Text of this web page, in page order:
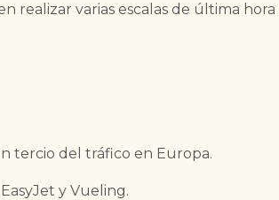
realizar varias escalas de última
tercio del tráfico en Europa.
y Vueling.